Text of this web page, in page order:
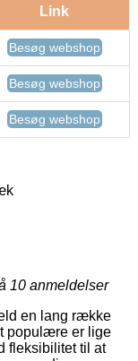
Link
Besøg webshop
Besøg webshop
Besøg webshop
10 anmeldelser
en lang række
populære er lige
fleksibilitet til at